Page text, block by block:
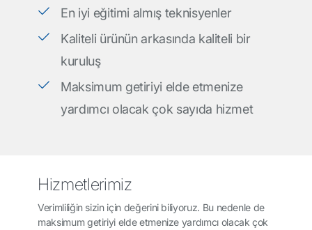
En iyi eğitimi almış teknisyenler
Kaliteli ürünün arkasında kaliteli bir
kuruluş
Maksimum getiriyi elde etmenize
yardımcı olacak çok sayıda hizmet
Hizmetlerimiz
Verimliliğin sizin için değerini biliyoruz. Bu nedenle de
maksimum getiriyi elde etmenize yardımcı olacak çok